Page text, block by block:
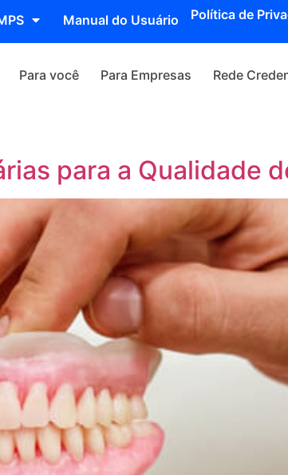
Manual do Usuário Política de
Para você Para Empresas Rede
para a Qualidade